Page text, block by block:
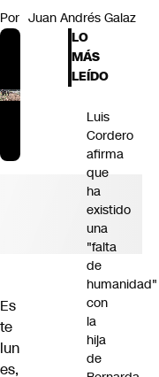
Por Juan Andrés Galaz
Es
te
lun
es,
LO
MÁS
LEÍDO
Luis
Cordero
afirma
que
ha
existido
una
"falta
de
humanidad"
con
la
hija
de